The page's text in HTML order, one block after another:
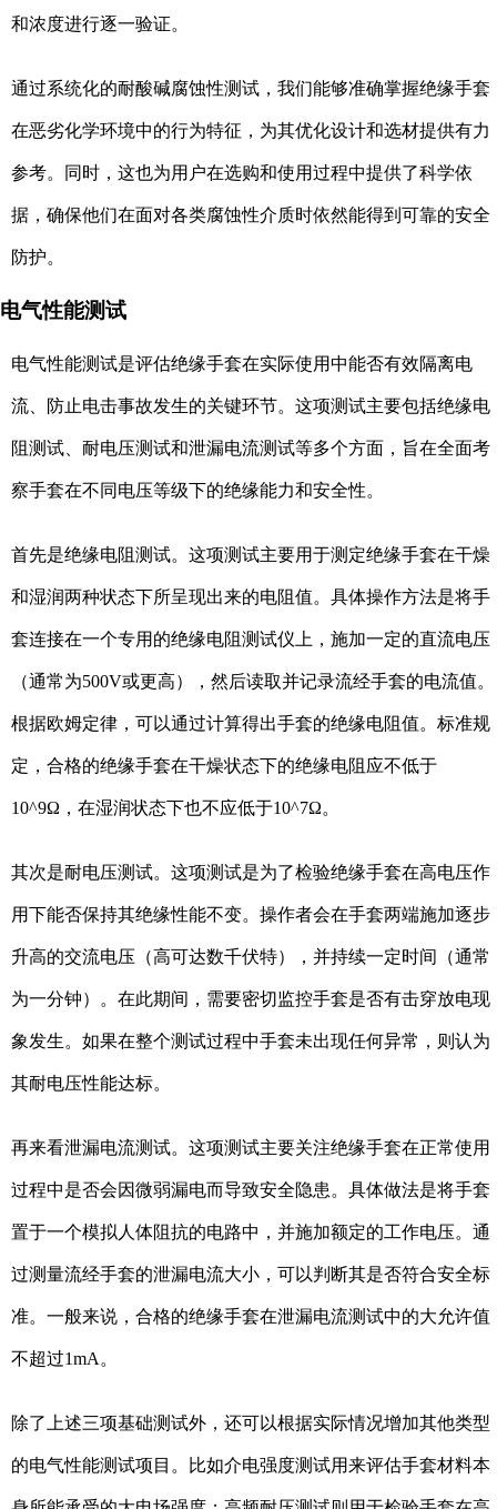
和浓度进行逐一验证。
通过系统化的耐酸碱腐蚀性测试，我们能够准确掌握绝缘手套
在恶劣化学环境中的行为特征，为其优化设计和选材提供有力
参考。同时，这也为用户在选购和使用过程中提供了科学依
据，确保他们在面对各类腐蚀性介质时依然能得到可靠的安全
防护。
电气性能测试
电气性能测试是评估绝缘手套在实际使用中能否有效隔离电
流、防止电击事故发生的关键环节。这项测试主要包括绝缘电
阻测试、耐电压测试和泄漏电流测试等多个方面，旨在全面考
察手套在不同电压等级下的绝缘能力和安全性。
首先是绝缘电阻测试。这项测试主要用于测定绝缘手套在干燥
和湿润两种状态下所呈现出来的电阻值。具体操作方法是将手
套连接在一个专用的绝缘电阻测试仪上，施加一定的直流电压
（通常为500V或更高），然后读取并记录流经手套的电流值。
根据欧姆定律，可以通过计算得出手套的绝缘电阻值。标准规
定，合格的绝缘手套在干燥状态下的绝缘电阻应不低于
10^9Ω，在湿润状态下也不应低于10^7Ω。
其次是耐电压测试。这项测试是为了检验绝缘手套在高电压作
用下能否保持其绝缘性能不变。操作者会在手套两端施加逐步
升高的交流电压（高可达数千伏特），并持续一定时间（通常
为一分钟）。在此期间，需要密切监控手套是否有击穿放电现
象发生。如果在整个测试过程中手套未出现任何异常，则认为
其耐电压性能达标。
再来看泄漏电流测试。这项测试主要关注绝缘手套在正常使用
过程中是否会因微弱漏电而导致安全隐患。具体做法是将手套
置于一个模拟人体阻抗的电路中，并施加额定的工作电压。通
过测量流经手套的泄漏电流大小，可以判断其是否符合安全标
准。一般来说，合格的绝缘手套在泄漏电流测试中的大允许值
不超过1mA。
除了上述三项基础测试外，还可以根据实际情况增加其他类型
的电气性能测试项目。比如介电强度测试用来评估手套材料本